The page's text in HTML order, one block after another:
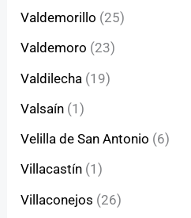
Valdemorillo (25)
Valdemoro (23)
Valdilecha (19)
Valsaín (1)
Velilla de San Antonio (6)
Villacastín (1)
Villaconejos (26)